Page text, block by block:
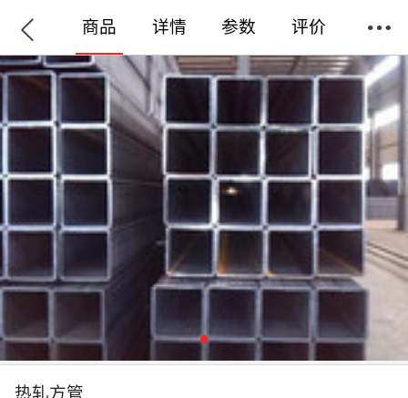
商品 详情 参数 评价
热轧方管